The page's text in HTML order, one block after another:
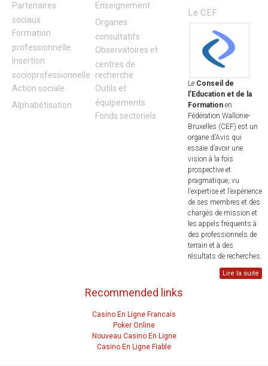
Partenaires
sociaux
Formation
professionnelle
Insertion
socioprofessionnelle
Action sociale
Alphabétisation
Enseignement
Organes
consultatifs
Observatoires et
centres de
recherche
Outils et
équipements
Fonds sectoriels
Le CEF
Le Conseil de
l’Education et de la
Formationen
Fédération Wallonie-
Bruxelles (CEF) est un
organe d’Avis qui
essaie d’avoir une
vision à la fois
prospective et
pragmatique, vu
l’expertise et l’expérience
de ses membres et des
chargés de mission et
les appels fréquents à
des professionnels de
terrain et à des
résultats de recherches.
Lire la suite
Recommended links
Casino En Ligne Francais
Poker Online
Nouveau Casino En Ligne
Casino En Ligne Fiable